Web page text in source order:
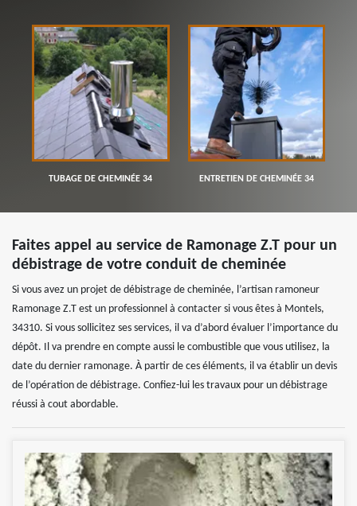
TUBAGE DE CHEMINÉE 34 ENTRETIEN DE CHEMINÉE 34
Faites appel au service de Ramonage Z.T pour un
débistrage de votre conduit de cheminée
Si vous avez un projet de débistrage de cheminée, l’artisan ramoneur
Ramonage Z.T est un professionnel à contacter si vous êtes à Montels,
34310. Si vous sollicitez ses services, il va d’abord évaluer l’importance du
dépôt. Il va prendre en compte aussi le combustible que vous utilisez, la
date du dernier ramonage. À partir de ces éléments, il va établir un devis
de l’opération de débistrage. Confiez-lui les travaux pour un débistrage
réussi à cout abordable.